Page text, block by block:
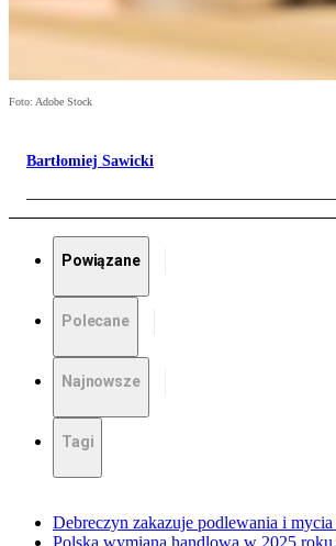
Foto: Adobe Stock
Bartłomiej Sawicki
Powiązane
Polecane
Najnowsze
Tagi
Debreczyn zakazuje podlewania i
Polska wymiana handlowa w 2025